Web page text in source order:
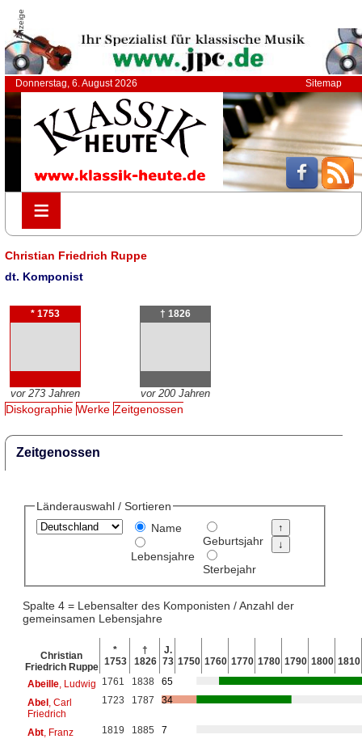
Anzeige
Donnerstag, 6. August 2026 Sitemap
≡
≡
Christian Friedrich Ruppe
dt. Komponist
* 1753
vor 273 Jahren
† 1826
vor 200 Jahren
Diskographie Werke Zeitgenossen
Zeitgenossen
Länderauswahl / Sortieren
Name
Lebensjahre
Geburtsjahr
Sterbejahr
Spalte 4 = Lebensalter des Komponisten / Anzahl der
gemeinsamen Lebensjahre
Christian
Friedrich Ruppe
*
1753
†
1826
J.
73 1750 1760 1770 1780 1790 1800 1810
Abeille, Ludwig 1761 1838
65
Abel, Carl
Friedrich
1723 1787 34
Abt, Franz
1819 1885 7